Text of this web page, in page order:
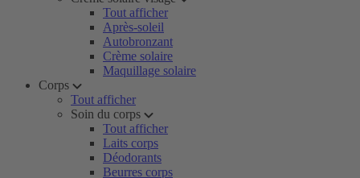
Tout afficher
Après-soleil
Autobronzant
Crème solaire
Maquillage solaire
Corps
Tout afficher
Soin du corps
Tout afficher
Laits corps
Déodorants
Beurres corps